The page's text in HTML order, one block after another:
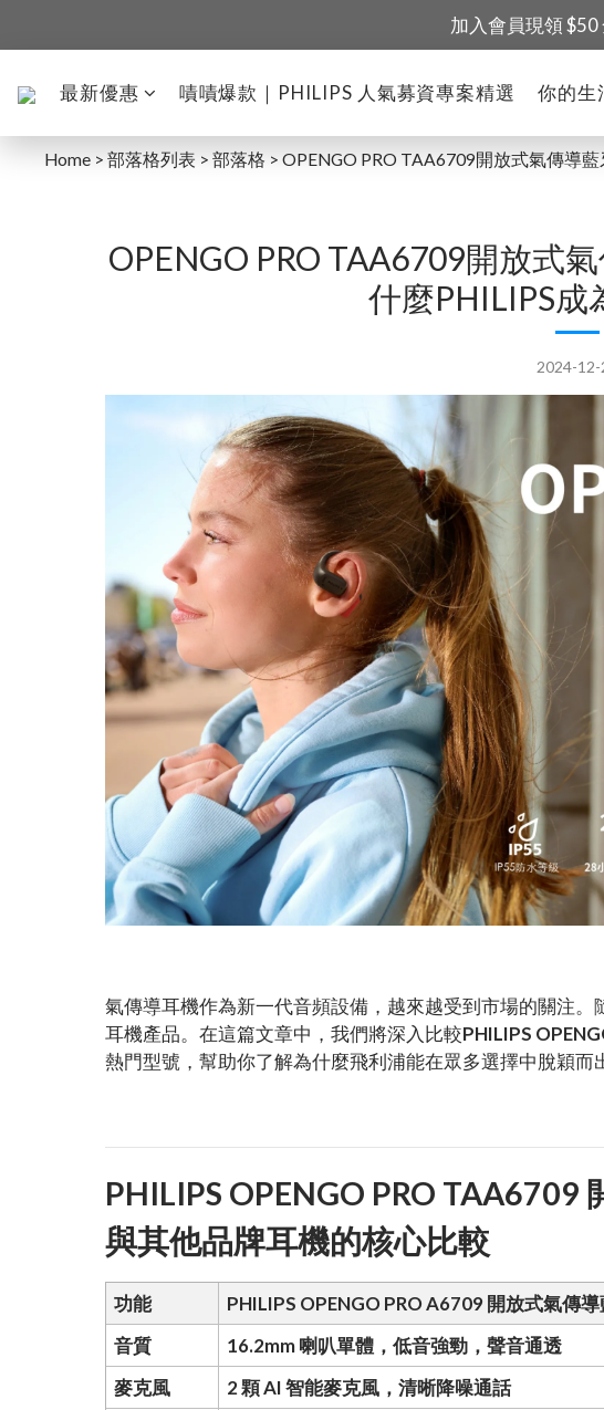
加入會員現領
最新優惠 嘖嘖爆款｜PHILIPS 人氣募資專案精選 你的生
Home > 部落格列表 > 部落格 > OPENGO PRO TAA6709開放式氣傳導
OPENGO PRO TAA6709開放式
什麼PHILIPS成
2024-12-
氣傳導耳機作為新一代音頻設備，越來越受到市場的關注
耳機產品。在這篇文章中，我們將深入比較PHILIPS
熱門型號，幫助你了解為什麼飛利浦能在眾多選擇中脫穎而
PHILIPS OPENGO PRO TAA6709
與其他品牌耳機的核心比較
功能 PHILIPS OPENGO PRO A6709 開放式氣傳
音質
16.2mm 喇叭單體，低音強勁，聲音通透
麥克風
2 顆 AI 智能麥克風，清晰降噪通話